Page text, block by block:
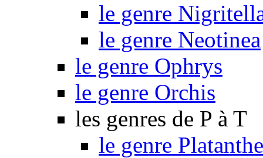
le genre
le genre Neotinea
le genre Ophrys
le genre Orchis
les genres de P à T
le genre